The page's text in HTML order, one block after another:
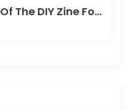
Did You Get A Copy Of The DIY Zine For How To Better Participate In Your Local Apocalypse?